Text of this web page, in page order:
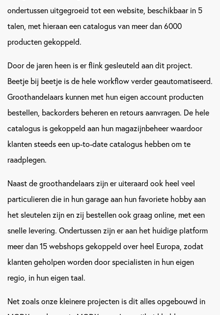
ondertussen uitgegroeid tot een website, beschikbaar in 5
talen, met hieraan een catalogus van meer dan 6000
producten gekoppeld.
Door de jaren heen is er flink gesleuteld aan dit project.
Beetje bij beetje is de hele workflow verder geautomatiseerd.
Groothandelaars kunnen met hun eigen account producten
bestellen, backorders beheren en retours aanvragen. De hele
catalogus is gekoppeld aan hun magazijnbeheer waardoor
klanten steeds een up-to-date catalogus hebben om te
raadplegen.
Naast de groothandelaars zijn er uiteraard ook heel veel
particulieren die in hun garage aan hun favoriete hobby aan
het sleutelen zijn en zij bestellen ook graag online, met een
snelle levering. Ondertussen zijn er aan het huidige platform
meer dan 15 webshops gekoppeld over heel Europa, zodat
klanten geholpen worden door specialisten in hun eigen
regio, in hun eigen taal.
Net zoals onze kleinere projecten is dit alles opgebouwd in